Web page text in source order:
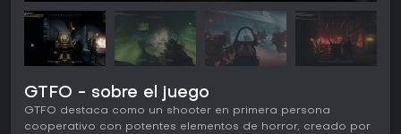
GTFO - sobre el juego
GTFO destaca como un shooter en primera persona
cooperativo con potentes elementos de horror, creado por